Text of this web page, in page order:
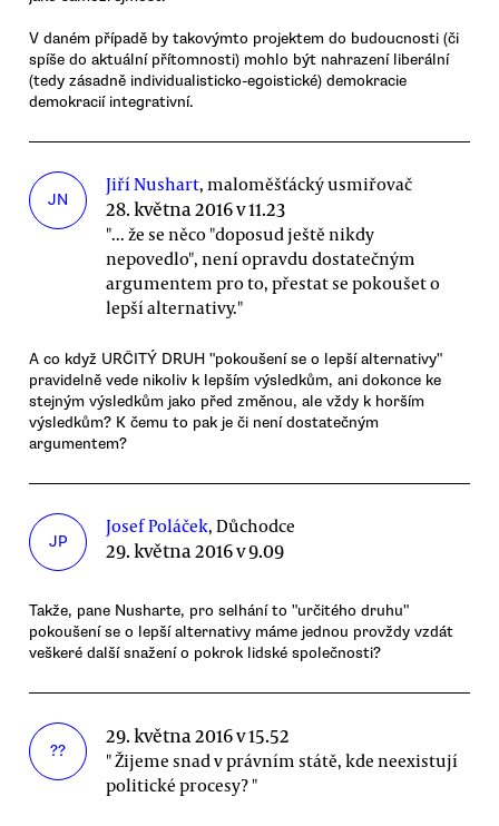
V daném případě by takovýmto projektem do budoucnosti (či
spíše do aktuální přítomnosti) mohlo být nahrazení liberální
(tedy zásadně individualisticko-egoistické) demokracie
demokracií integrativní.
JN
Jiří Nushart, maloměšťácký usmiřovač
28. května 2016 v 11.23
"... že se něco "doposud ještě nikdy
nepovedlo", není opravdu dostatečným
argumentem pro to, přestat se pokoušet o
lepší alternativy."
A co když URČITÝ DRUH "pokoušení se o lepší alternativy"
pravidelně vede nikoliv k lepším výsledkům, ani dokonce ke
stejným výsledkům jako před změnou, ale vždy k horším
výsledkům? K čemu to pak je či není dostatečným
argumentem?
JP
Josef Poláček, Důchodce
29. května 2016 v 9.09
Takže, pane Nusharte, pro selhání to "určitého druhu"
pokoušení se o lepší alternativy máme jednou provždy vzdát
veškeré další snažení o pokrok lidské společnosti?
??
29. května 2016 v 15.52
" Žijeme snad v právním státě, kde neexistují
politické procesy? "